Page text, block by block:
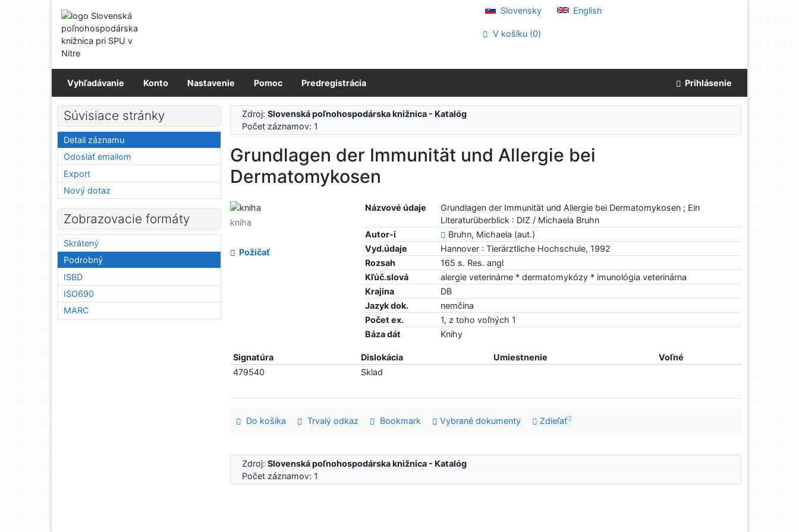
Prejsť na menu
Prehlásenie o webovej prístupnosti
Slovensky English
V košíku (0)
Vyhľadávanie Konto Nastavenie Pomoc Predregistrácia Prihlásenie
Zdroj:Slovenská poľnohospodárska knižnica - Katalóg
Počet záznamov: 1
Grundlagen der Immunität und Allergie bei
Dermatomykosen
Názvové údaje
Grundlagen der Immunität und Allergie bei Dermatomykosen ; Ein
Literaturüberblick : DIZ / Michaela Bruhn
Autor-i
Bruhn, Michaela (aut.)
Vyd.údaje
Hannover : Tierärztliche Hochschule, 1992
Rozsah
165 s. Res. angl
Kľúč.slová
alergie veterinárne * dermatomykózy * imunológia veterinárna
Krajina
DB
Jazyk dok.
nemčina
Počet ex.
1, z toho voľných 1
Báza dát
Knihy
kniha
Požičať
Signatúra Dislokácia Umiestnenie
Voľné
479540
Sklad
Do košíka Trvalý odkaz Bookmark Vybrané dokumenty Zdieľať
Zdroj:Slovenská poľnohospodárska knižnica - Katalóg
Počet záznamov: 1
Súvisiace stránky
Detail záznamu
Odoslať emailom
Export
Nový dotaz
Zobrazovacie formáty
Skrátený
Podrobný
ISBD
ISO690
MARC